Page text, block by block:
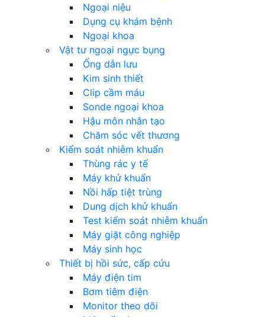
Ngoại niệu
Dụng cụ khám bệnh
Ngoại khoa
Vật tư ngoại ngực bụng
Ống dẫn lưu
Kim sinh thiết
Clip cầm máu
Sonde ngoại khoa
Hậu môn nhân tạo
Chăm sóc vết thương
Kiểm soát nhiễm khuẩn
Thùng rác y tế
Máy khử khuẩn
Nồi hấp tiệt trùng
Dung dịch khử khuẩn
Test kiểm soát nhiễm khuẩn
Máy giặt công nghiệp
Máy sinh học
Thiết bị hồi sức, cấp cứu
Máy điện tim
Bơm tiêm điện
Monitor theo dõi